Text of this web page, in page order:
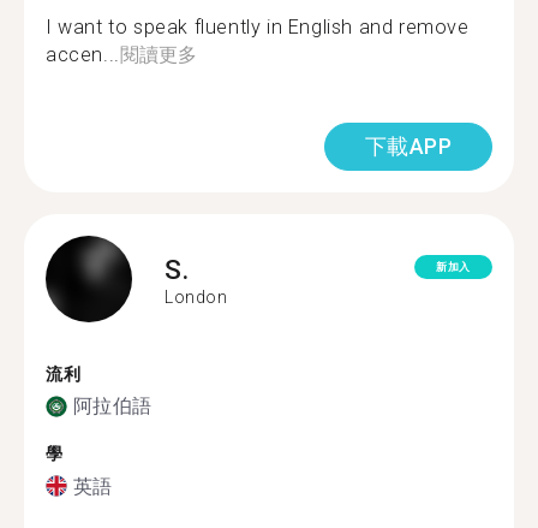
I want to speak fluently in English and remove
accen... 閱讀更多
下載APP
S.
London
新加入
流利
阿拉伯語
學
英語